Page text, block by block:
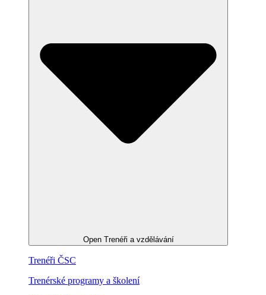
Open Trenéři a vzdělávání
Trenéři ČSC
Trenérské programy a školení